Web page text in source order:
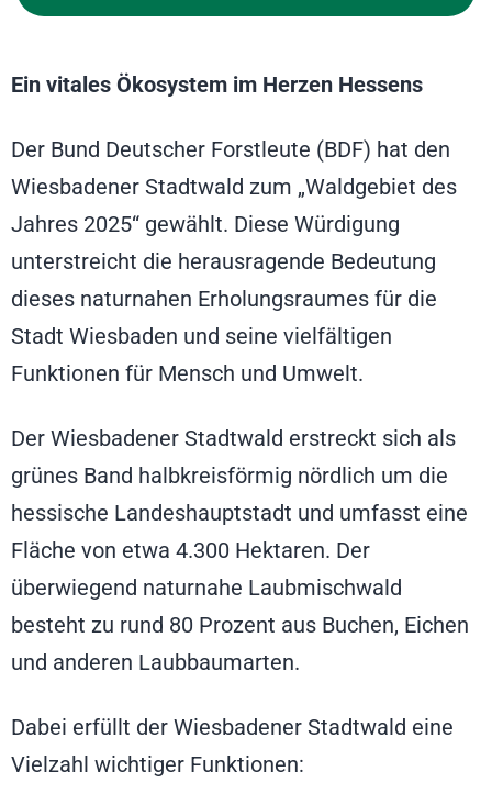
Ein vitales Ökosystem im Herzen Hessens
Der Bund Deutscher Forstleute (BDF) hat den
Wiesbadener Stadtwald zum „Waldgebiet des
Jahres 2025“ gewählt. Diese Würdigung
unterstreicht die herausragende Bedeutung
dieses naturnahen Erholungsraumes für die
Stadt Wiesbaden und seine vielfältigen
Funktionen für Mensch und Umwelt.
Der Wiesbadener Stadtwald erstreckt sich als
grünes Band halbkreisförmig nördlich um die
hessische Landeshauptstadt und umfasst eine
Fläche von etwa 4.300 Hektaren. Der
überwiegend naturnahe Laubmischwald
besteht zu rund 80 Prozent aus Buchen, Eichen
und anderen Laubbaumarten.
Dabei erfüllt der Wiesbadener Stadtwald eine
Vielzahl wichtiger Funktionen: